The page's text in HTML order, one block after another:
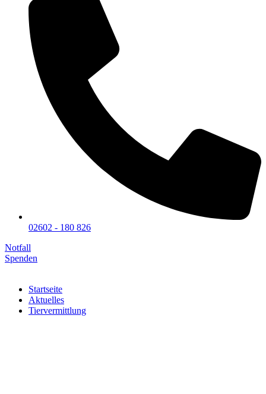
02602 - 180 826
Notfall
Spenden
Startseite
Aktuelles
Tiervermittlung